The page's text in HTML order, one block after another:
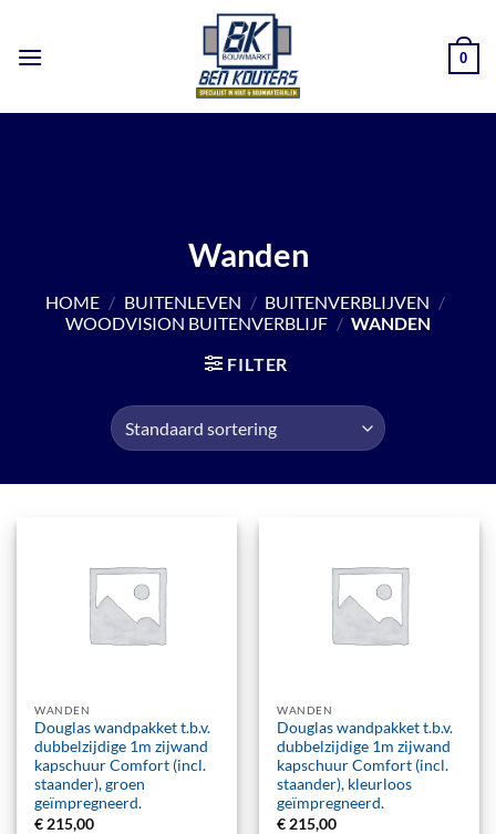
inhoud
0
Wanden
HOME / BUITENLEVEN / BUITENVERBLIJVEN /
WOODVISION BUITENVERBLIJF / WANDEN
FILTER
WANDEN
Douglas wandpakket t.b.v.
dubbelzijdige 1m zijwand
kapschuur Comfort (incl.
staander), groen
geïmpregneerd.
€ 215,00
WANDEN
Douglas wandpakket t.b.v.
dubbelzijdige 1m zijwand
kapschuur Comfort (incl.
staander), kleurloos
geïmpregneerd.
€ 215,00